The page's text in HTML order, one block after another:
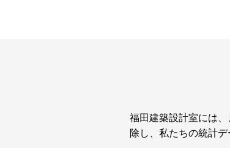
福田建築設計室には
除し、私たちの統計